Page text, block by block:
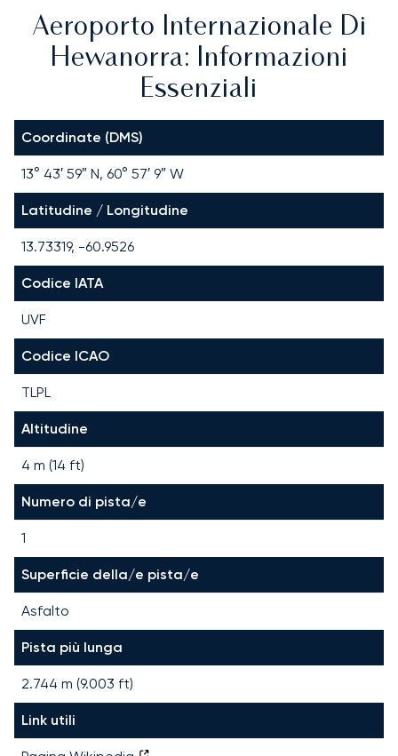
Aeroporto Internazionale Di
Hewanorra: Informazioni
Essenziali
Coordinate (DMS)
13° 43′ 59″ N, 60° 57′ 9″ W
Latitudine / Longitudine
13.73319, -60.9526
Codice IATA
UVF
Codice ICAO
TLPL
Altitudine
4 m (14 ft)
Numero di pista/e
1
Superficie della/e pista/e
Asfalto
Pista più lunga
2.744 m (9.003 ft)
Link utili